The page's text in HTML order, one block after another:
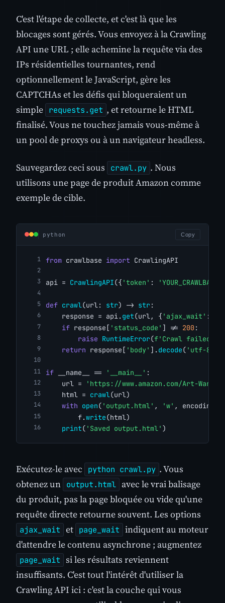
C'est l'étape de collecte, et c'est là que les
blocages sont gérés. Vous envoyez à la Crawling
API une URL ; elle achemine la requête via des
IPs résidentielles tournantes, rend
optionnellement le JavaScript, gère les
CAPTCHAs et les défis qui bloqueraient un
simple requests.get , et retourne le HTML
finalisé. Vous ne touchez jamais vous-même à
un pool de proxys ou à un navigateur headless.
Sauvegardez ceci sous crawl.py . Nous
utilisons une page de produit Amazon comme
exemple de cible.
python Copy
from crawlbase import CrawlingAPI
api = CrawlingAPI({ 'token' :
def crawl(url: str) -> str:
    response = api.
get(url, { 'ajax_wait' :
if response[ 'status_code' ] != 200 :
raise RuntimeError(f'Crawl failed:
return response[ 'body' ]. decode( 'utf-8'
if __name__ == '__main__' :
    url =
'https://www.amazon.com/Art-War-
    html =
crawl(url)
with open( 'output.html' , 'w' , encoding=
        f.
write(html)
print( 'Saved output.html' )
Exécutez-le avec python crawl.py . Vous
obtenez un output.html avec le vrai balisage
du produit, pas la page bloquée ou vide qu'une
requête directe retourne souvent. Les options
ajax_wait et page_wait indiquent au moteur
d'attendre le contenu asynchrone ; augmentez
page_wait si les résultats reviennent
insuffisants. C'est tout l'intérêt d'utiliser la
Crawling API ici : c'est la couche qui vous